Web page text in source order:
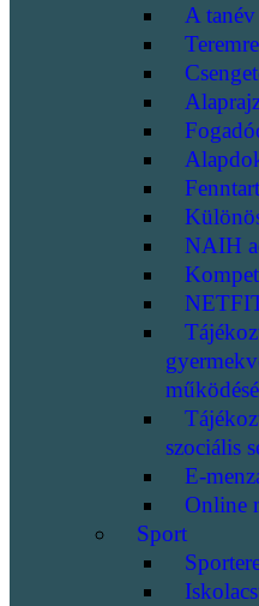
A
NAIH
szociális
E-
Online
Sport